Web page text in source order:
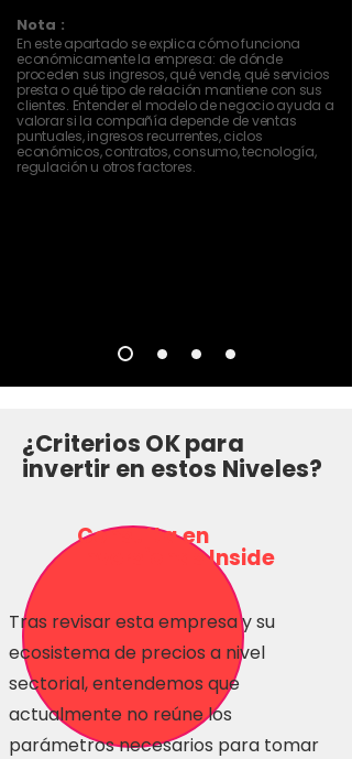
Nota :
En este apartado se explica cómo funciona
económicamente la empresa: de dónde
proceden sus ingresos, qué vende, qué servicios
presta o qué tipo de relación mantiene con sus
clientes. Entender el modelo de negocio ayuda a
valorar si la compañía depende de ventas
puntuales, ingresos recurrentes, ciclos
económicos, contratos, consumo, tecnología,
regulación u otros factores.
¿Criterios OK para
invertir en estos Niveles?
Consulta en
Inversionas Inside
Tras revisar esta empresa y su
ecosistema de precios a nivel
sectorial, entendemos que
actualmente no reúne los
parámetros necesarios para tomar